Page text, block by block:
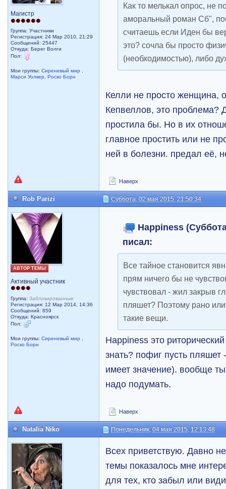
Магистр
Группа: Участники
Регистрация: 24 Мар 2010, 21:29
Сообщений: 25447
Откуда: Берег Волги
Пол:
Мои группы:Сиреневый мир
Марси Уолкер
,Роско Борн
Как то мелькал опрос, не
аморальный роман Сб",
считаешь если Иден бы
это? сочла бы просто
(необходимостью), либо
Келли не просто женщина,
Кепвеллов, это
простила бы. Но в их
главное простить или не
ней в болезни. предал её,
Наверх
Rob Parizi Суббота, 02 мая 2015, 21:50:34
АВТОР ТЕМЫ
Активный участник
Группа:Заблокированные
Регистрация: 12 Мар 2014, 14:36
Сообщений: 859
Откуда: Красноярск
Пол:
Мои группы:Сиреневый мир
Роско Борн
Happiness
писал:
Все тайное становится
прям ничего бы не
чувствовал - жил закрыв
пляшет? Поэтому рано
такие вещи.
Happiness это
знать? пофиг пусть пляшет
имеет значение). вообще
надо подумать.
Наверх
Natalia Niko Понедельник, 04 мая 2015, 12:13:48
Всех приветствую. Давно
темы показалось мне
для тех, кто забыл или